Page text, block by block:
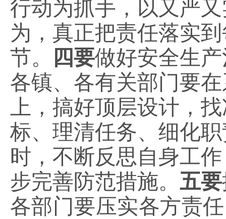
行动为抓手，以又严
为，真正把责任落实
节。
四要做好安全生
各镇、各有关部门要
上，搞好顶层设计，
标、理清任务、细化
时，不断反思自身工
步完善防范措施。 五要
各部门要压实各方责